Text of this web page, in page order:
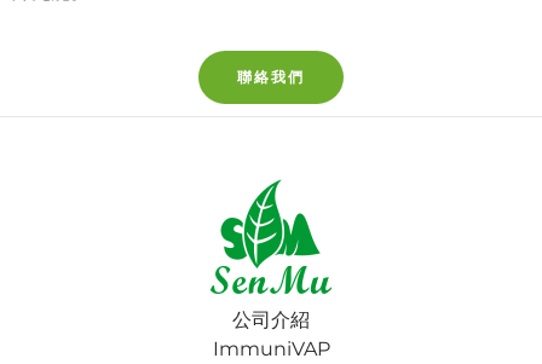
聯絡我們
公司介紹
ImmuniVAP